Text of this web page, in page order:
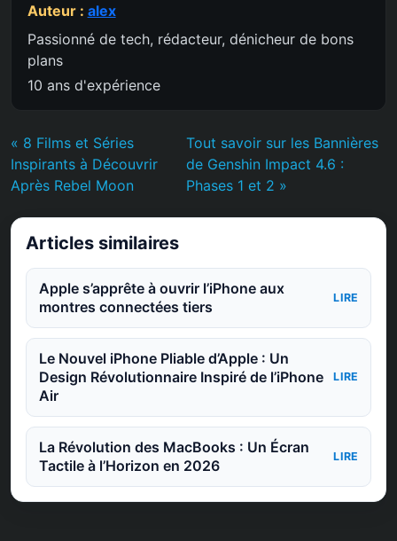
Auteur : alex
Passionné de tech, rédacteur, dénicheur de bons
plans
10 ans d'expérience
« 8 Films et Séries
Inspirants à Découvrir
Après Rebel Moon
Tout savoir sur les Bannières
de Genshin Impact 4.6 :
Phases 1 et 2 »
Articles similaires
Apple s’apprête à ouvrir l’iPhone aux
montres connectées tiers
LIRE
Le Nouvel iPhone Pliable d’Apple : Un
Design Révolutionnaire Inspiré de l’iPhone
Air
LIRE
La Révolution des MacBooks : Un Écran
Tactile à l’Horizon en 2026
LIRE